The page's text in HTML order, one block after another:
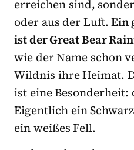
erreichen sind,
oder aus der Luft.Ein
ist der Great Bear
wie der Name schon
Wildnis ihre Heimat.
ist eine Besonderheit:
Eigentlich ein
ein weißes Fell.